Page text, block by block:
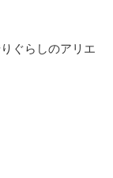
ぐらしのアリエ